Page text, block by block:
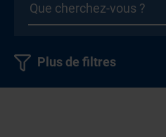
Plus de filtres